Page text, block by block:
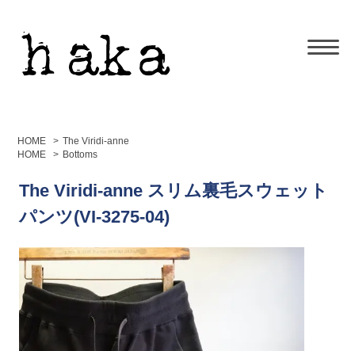
HOME > The Viridi-anne
HOME
> Bottoms
The Viridi-anne スリム裏毛スウェット
パンツ(VI-3275-04)